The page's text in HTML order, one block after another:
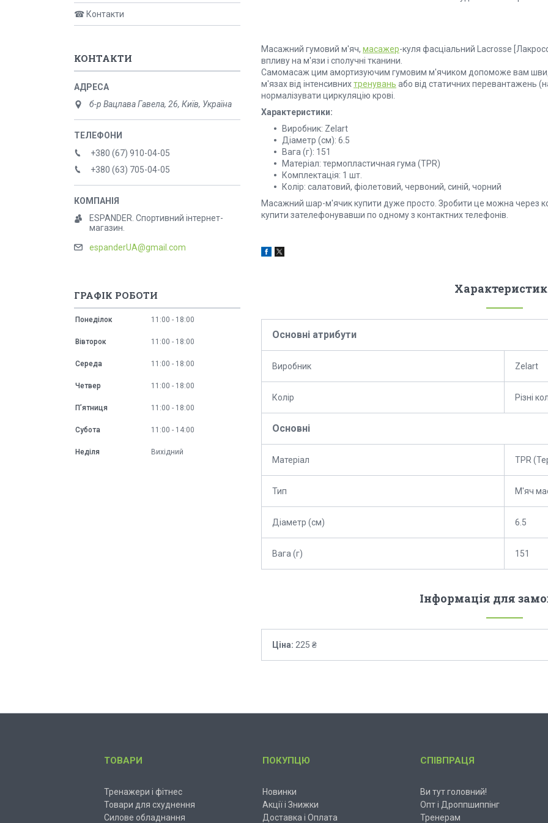
Масажний гумовий м'яч, масажер-куля фасціальний Lacrosse
впливу на м'язи і сполучні тканини.
Самомасаж цим амортизуючим гумовим м'ячиком допоможе вам
м'язах від інтенсивнихтренувань або від статичних перевантажень
нормалізувати циркуляцію крові.
Характеристики:
Виробник: Zelart
Діаметр (см): 6.5
Вага (г): 151
Матеріал: термопластичная гума (TPR)
Комплектація: 1 шт.
Колір: салатовий, фіолетовий, червоний, синій, чорний
Масажний шар-м'ячик купити дуже просто. Зробити це можна через
купити зателефонувавши по одному з контактних телефонів.
Основні атрибути
Виробник Zelart
Колір Різні
Основні
Матеріал TPR
Тип М'яч
Діаметр (см) 6.5
Вага (г) 151
Інформація для
Ціна: 225 ₴
☎ Контакти
КОНТАКТИ
б-р Вацлава Гавела, 26, Київ, Україна
+380 (67) 910-04-05
+380 (63) 705-04-05
ESPANDER. Спортивний інтернет-
магазин.
espanderUA@gmail.com
ГРАФІК РОБОТИ
Понеділок 11:00 18:00
Вівторок 11:00 18:00
Середа 11:00 18:00
Четвер 11:00 18:00
Пʼятниця 11:00 18:00
Субота 11:00 14:00
Неділя Вихідний
ТОВАРИ
Тренажери і фітнес
Товари для схуднення
Силове обладнання
ПОКУПЦЮ
Новинки
Акції і Знижки
Доставка і Оплата
СПІВПРАЦЯ
Ви тут головний!
Опт і Дроппшиппінг
Тренерам